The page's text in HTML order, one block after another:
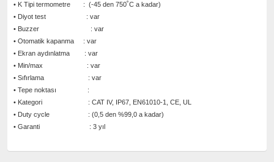
• K Tipi termometre : (-45 den 750˚C a kadar)
• Diyot test : var
• Buzzer : var
• Otomatik kapanma : var
• Ekran aydınlatma : var
• Min/max : var
• Sıfırlama : var
• Tepe noktası :
• Kategori : CAT IV, IP67, EN61010-1, CE, UL
• Duty cycle : (0,5 den %99,0 a kadar)
• Garanti : 3 yıl